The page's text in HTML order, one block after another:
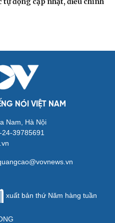
tù
Khởi tố thêm 2 người,
tù về hành vi tuyên truyền
trong vụ án lừa đảo 1.600 tỷ